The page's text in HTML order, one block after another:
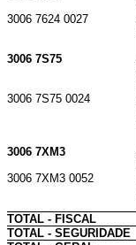
3006 7624 0027
3006 7S75
3006 7S75 0024
3006 7XM3
3006 7XM3 0052
TOTAL - FISCAL
TOTAL - SEGURIDADE